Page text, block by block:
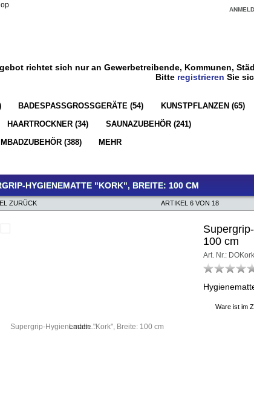
richtet sich nur an Gewerbetreibende, Kommunen,
Bitte registrieren Sie
BADESPASSGROSSGERÄTE (54) KUNSTPFLANZEN (65)
HAARTROCKNER (34) SAUNAZUBEHÖR (241)
(388) MEHR
HYGIENEMATTE "KORK", BREITE: 100 CM
ZURÜCK ARTIKEL 6 VON 18
Laden...
100 cm
Art. Nr.:
Ware ist im